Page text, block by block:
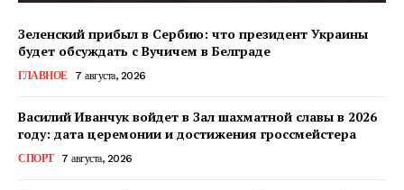
Зеленский прибыл в Сербию: что президент Украины
будет обсуждать с Вучичем в Белграде
ГЛАВНОЕ 7 августа, 2026
Василий Иванчук войдет в Зал шахматной славы в 2026
году: дата церемонии и достижения гроссмейстера
СПОРТ 7 августа, 2026